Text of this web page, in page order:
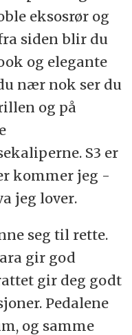
eksosrør og
siden blir du
og elegante
nær nok ser du
og på
S3 er
kommer jeg -
jeg lover.
seg til rette.
gir god
gir deg godt
Pedalene
og samme